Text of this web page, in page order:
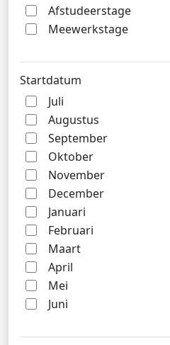
Afstudeerstage
Meewerkstage
Startdatum
Juli
Augustus
September
Oktober
November
December
Januari
Februari
Maart
April
Mei
Juni